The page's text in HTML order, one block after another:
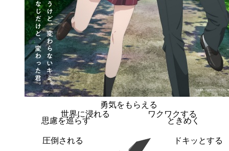
勇気をもらえる
ワクワクする
ときめく
ドキッとする
圧倒される
思慮を巡らす
世界に浸れる